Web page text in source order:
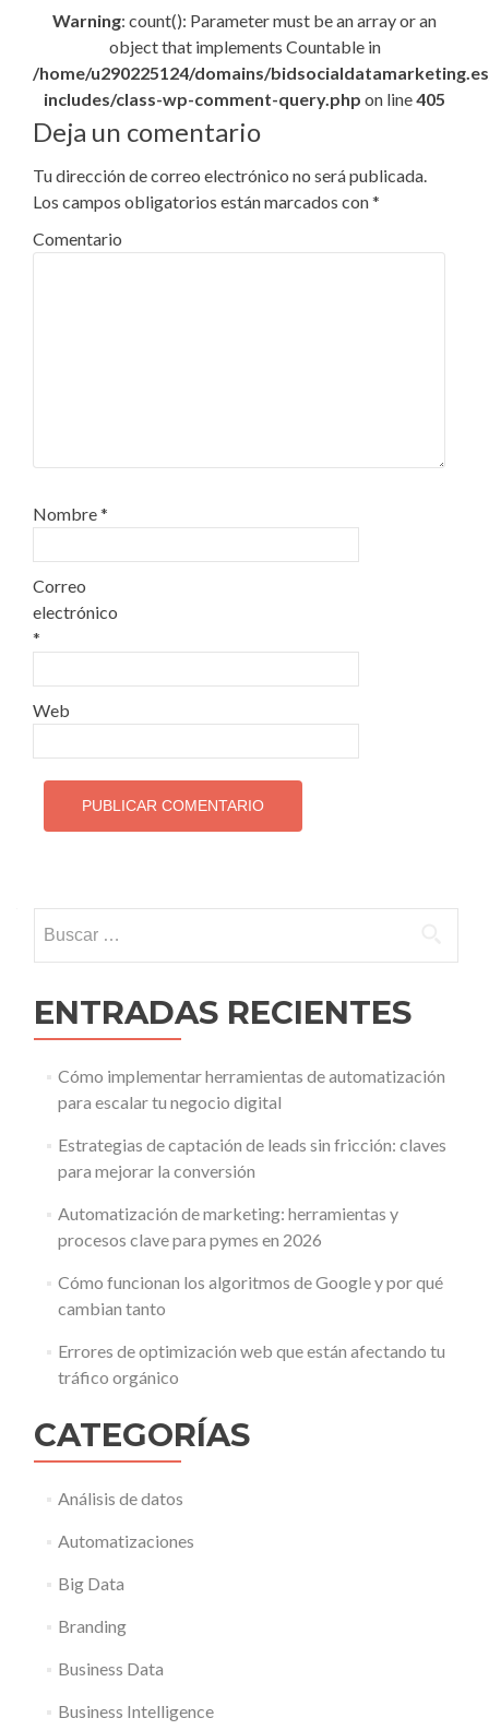
Warning: count(): Parameter must be an array or an
object that implements Countable in
/home/u290225124/domains/
includes/class-wp-comment-query.php on line405
Deja un comentario
Tu dirección de correo electrónico no será publicada.
Los campos obligatorios están marcados con*
Comentario
Nombre*
Correo
electrónico
*
Web
ENTRADAS RECIENTES
Cómo implementar herramientas de automatización
para escalar tu negocio digital
Estrategias de captación de leads sin fricción: claves
para mejorar la conversión
Automatización de marketing: herramientas y
procesos clave para pymes en 2026
Cómo funcionan los algoritmos de Google y por qué
cambian tanto
Errores de optimización web que están afectando tu
tráfico orgánico
CATEGORÍAS
Análisis de datos
Automatizaciones
Big Data
Branding
Business Data
Business Intelligence